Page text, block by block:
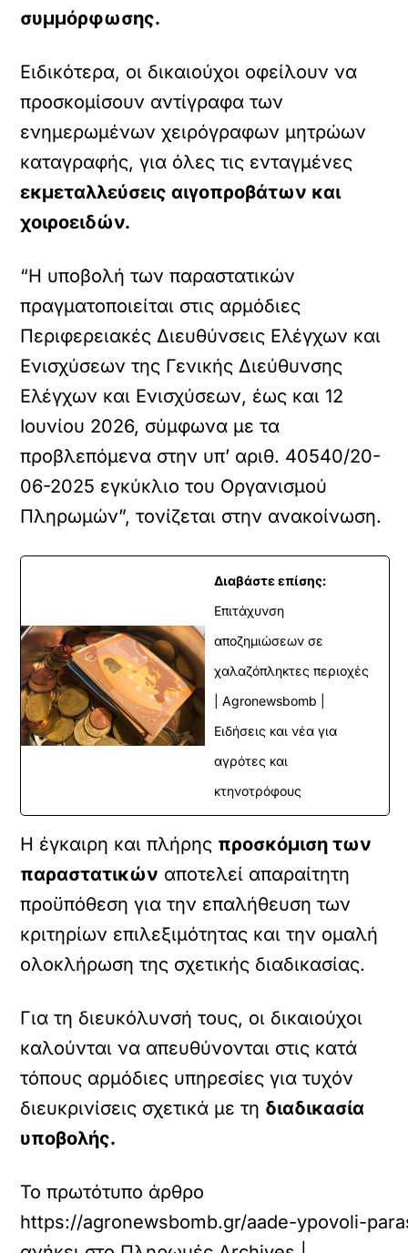
συμμόρφωσης.
Ειδικότερα, οι δικαιούχοι οφείλουν να
προσκομίσουν αντίγραφα των
ενημερωμένων χειρόγραφων μητρώων
καταγραφής, για όλες τις ενταγμένες
εκμεταλλεύσεις αιγοπροβάτων και
χοιροειδών.
“Η υποβολή των παραστατικών
πραγματοποιείται στις αρμόδιες
Περιφερειακές Διευθύνσεις Ελέγχων και
Ενισχύσεων της Γενικής Διεύθυνσης
Ελέγχων και Ενισχύσεων, έως και 12
Ιουνίου 2026, σύμφωνα με τα
προβλεπόμενα στην υπ’ αριθ. 40540/20-
06-2025 εγκύκλιο του Οργανισμού
Πληρωμών”, τονίζεται στην ανακοίνωση.
Διαβάστε επίσης:
Επιτάχυνση
αποζημιώσεων σε
χαλαζόπληκτες περιοχές
| Agronewsbomb |
Ειδήσεις και νέα για
αγρότες και
κτηνοτρόφους
Η έγκαιρη και πλήρης προσκόμιση των
παραστατικών αποτελεί απαραίτητη
προϋπόθεση για την επαλήθευση των
κριτηρίων επιλεξιμότητας και την ομαλή
ολοκλήρωση της σχετικής διαδικασίας.
Για τη διευκόλυνσή τους, οι δικαιούχοι
καλούνται να απευθύνονται στις κατά
τόπους αρμόδιες υπηρεσίες για τυχόν
διευκρινίσεις σχετικά με τη διαδικασία
υποβολής.
Το πρωτότυπο άρθρο
https://agronewsbomb.gr/aade-ypovoli-